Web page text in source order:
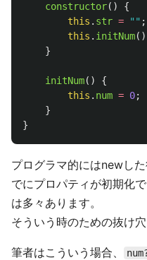
constructor()
{
this . str = "" ;
this . initNum
}
initNum()
{
this . num = 0;
}
}
プログラマ的にはnewし
でにプロパティが初期化
は多々あります。
そういう時のための抜け
筆者はこういう場合、